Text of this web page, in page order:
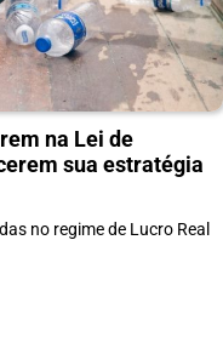
na Lei de
sua estratégia
no regime de Lucro Real